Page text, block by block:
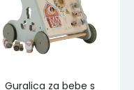
Guralica za bebe s